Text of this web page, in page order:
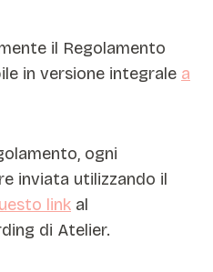
il Regolamento
in versione integrale a
ogni
inviata utilizzando il
link al
di Atelier.